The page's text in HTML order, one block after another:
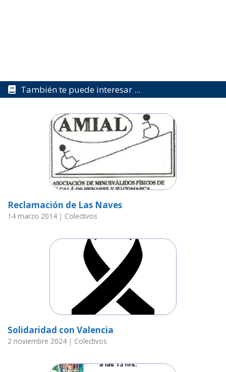
También te puede interesar ...
Reclamación de Las Naves
14 marzo 2014 | Colectivos
Solidaridad con Valencia
2 noviembre 2024 | Colectivos